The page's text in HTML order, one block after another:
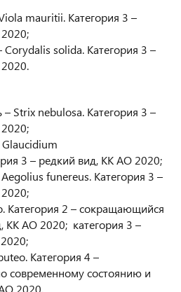
mauritii. Категория 3 –
Corydalis solida. Категория 3 –
– Strix nebulosa. Категория 3 –
3 – редкий вид, КК АО 2020;
funereus. Категория 3 –
Категория 2 – сокращающийся
КК АО 2020; категория 3 –
Категория 4 –
современному состоянию и
2020.